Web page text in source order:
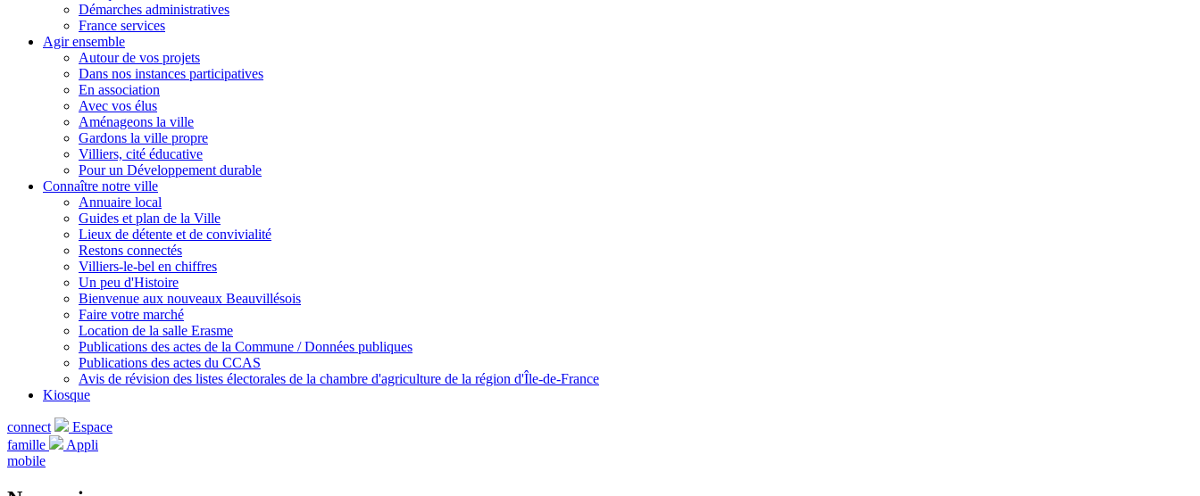
Démarches administratives
France services
Agir ensemble
Autour de vos projets
Dans nos instances participatives
En association
Avec vos élus
Aménageons la ville
Gardons la ville propre
Villiers, cité éducative
Pour un Développement durable
Connaître notre ville
Annuaire local
Guides et plan de la Ville
Lieux de détente et de convivialité
Restons connectés
Villiers-le-bel en chiffres
Un peu d'Histoire
Bienvenue aux nouveaux Beauvillésois
Faire votre marché
Location de la salle Erasme
Publications des actes de la Commune / Données publiques
Publications des actes du CCAS
Avis de révision des listes électorales de la chambre d'agriculture de la région d'Île-de-France
Kiosque
connect
Espace
famille
Appli
mobile